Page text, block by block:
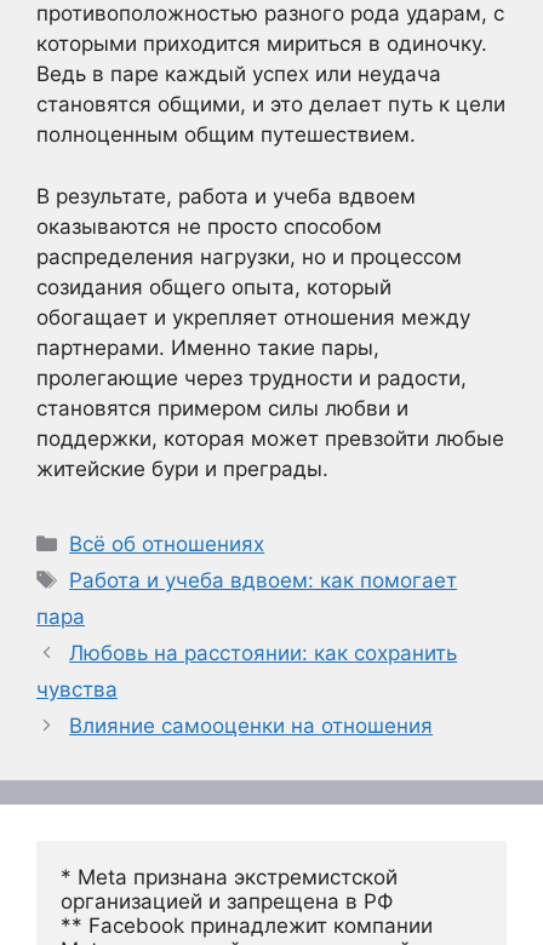
противоположностью разного рода ударам, с
которыми приходится мириться в одиночку.
Ведь в паре каждый успех или неудача
становятся общими, и это делает путь к цели
полноценным общим путешествием.
В результате, работа и учеба вдвоем
оказываются не просто способом
распределения нагрузки, но и процессом
созидания общего опыта, который
обогащает и укрепляет отношения между
партнерами. Именно такие пары,
пролегающие через трудности и радости,
становятся примером силы любви и
поддержки, которая может превзойти любые
житейские бури и преграды.
Рубрики
Всё об отношениях
Метки
Работа и учеба вдвоем: как помогает
пара
Любовь на расстоянии: как сохранить
чувства
Влияние самооценки на отношения
* Meta признана экстремистской
организацией и запрещена в РФ
** Facebook принадлежит компании